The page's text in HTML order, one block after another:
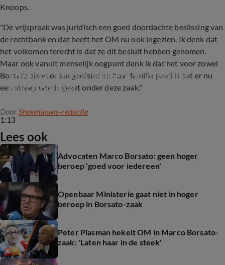
Knoops.
"De vrijspraak was juridisch een goed doordachte beslissing van
de rechtbank en dat heeft het OM nu ook ingezien. Ik denk dat
het volkomen terecht is dat ze dit besluit hebben genomen.
Maar ook vanuit menselijk oogpunt denk ik dat het voor zowel
Borsato als voor aangeefster en haar familie goed is dat er nu
een streep wordt gezet onder deze zaak."
1:13
Advocaat Knoops reageert op vrijspraak
Marco Borsato
Door Shownieuws-redactie
Lees ook
Advocaten Marco Borsato: geen hoger
beroep 'goed voor iedereen'
Openbaar Ministerie gaat niet in hoger
beroep in Borsato-zaak
Peter Plasman hekelt OM in Marco Borsato-
zaak: 'Laten haar in de steek'